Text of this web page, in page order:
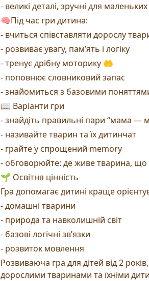
- великі деталі, зручні для
🧠Під час гри дитина:
- вчиться співставляти дорослу
- розвиває увагу, пам’ять і логіку
- тренує дрібну моторику 🤲
- поповнює словниковий запас
- знайомиться з базовими
📖 Варіанти гри
- знайдіть правильні пари “мама —
- називайте тварин та їх дитинчат
- грайте у спрощений memory
- обговорюйте: де живе тварина, що
🌱 Освітня цінність
Гра допомагає дитині краще
- домашні тварини
- природа та навколишній світ
- базові логічні зв’язки
- розвиток мовлення
Розвиваюча гра для дітей від 2
дорослими тваринами та їхніми